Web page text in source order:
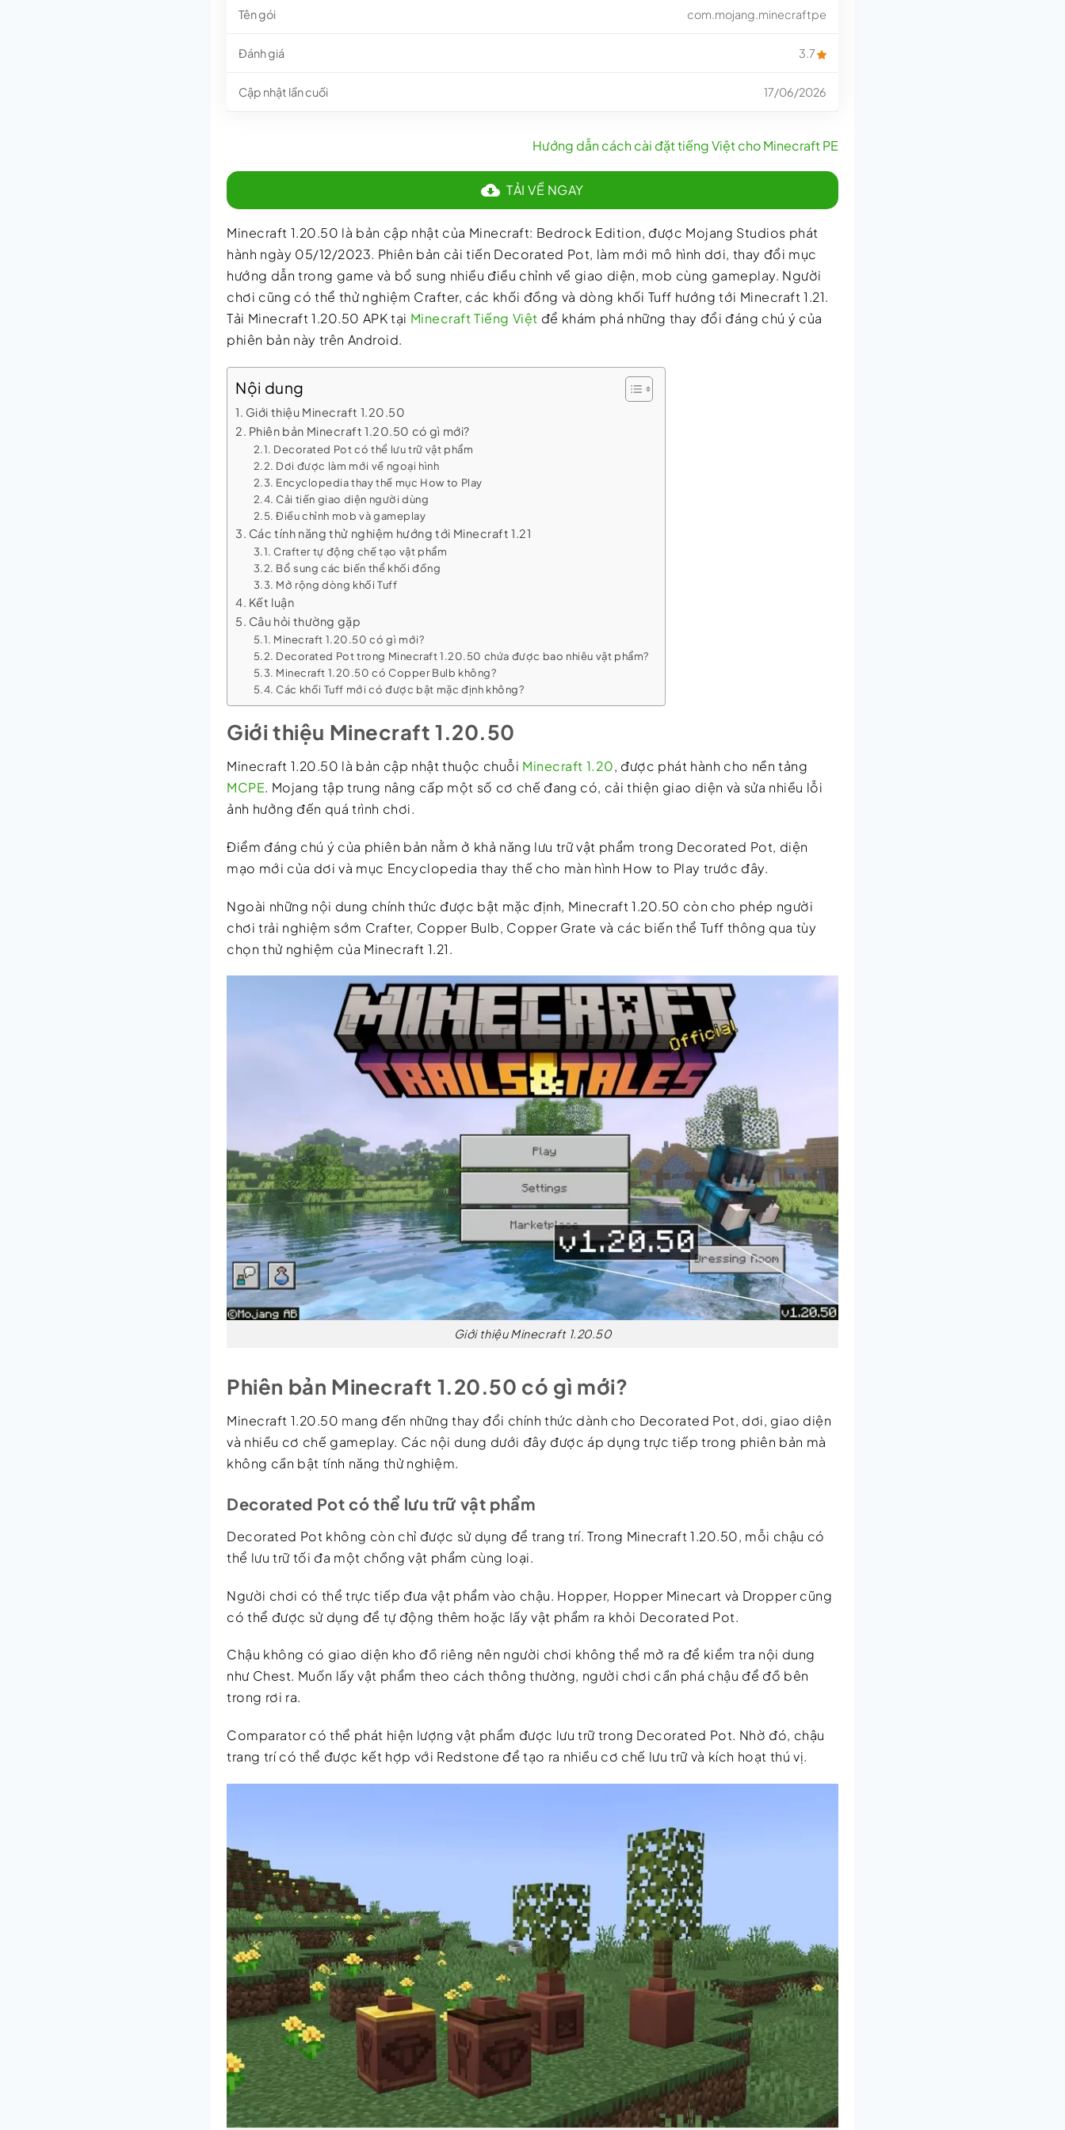
Tên gói com.mojang.minecraftpe
Đánh giá 3.7
Cập nhật lần cuối 17/06/2026
Hướng dẫn cách cài đặt tiếng Việt cho Minecraft PE
TẢI VỀ NGAY
Minecraft 1.20.50 là bản cập nhật của Minecraft: Bedrock Edition, được Mojang Studios phát
hành ngày 05/12/2023. Phiên bản cải tiến Decorated Pot, làm mới mô hình dơi, thay đổi mục
hướng dẫn trong game và bổ sung nhiều điều chỉnh về giao diện, mob cùng gameplay. Người
chơi cũng có thể thử nghiệm Crafter, các khối đồng và dòng khối Tuff hướng tới Minecraft 1.21.
Tải Minecraft 1.20.50 APK tại Minecraft Tiếng Việt để khám phá những thay đổi đáng chú ý của
phiên bản này trên Android.
Nội dung
Giới thiệu Minecraft 1.20.50
Phiên bản Minecraft 1.20.50 có gì mới?
Decorated Pot có thể lưu trữ vật phẩm
Dơi được làm mới về ngoại hình
Encyclopedia thay thế mục How to Play
Cải tiến giao diện người dùng
Điều chỉnh mob và gameplay
Các tính năng thử nghiệm hướng tới Minecraft 1.21
Crafter tự động chế tạo vật phẩm
Bổ sung các biến thể khối đồng
Mở rộng dòng khối Tuff
Kết luận
Câu hỏi thường gặp
Minecraft 1.20.50 có gì mới?
Decorated Pot trong Minecraft 1.20.50 chứa được bao nhiêu vật phẩm?
Minecraft 1.20.50 có Copper Bulb không?
Các khối Tuff mới có được bật mặc định không?
Giới thiệu Minecraft 1.20.50
Minecraft 1.20.50 là bản cập nhật thuộc chuỗi Minecraft 1.20, được phát hành cho nền tảng
MCPE. Mojang tập trung nâng cấp một số cơ chế đang có, cải thiện giao diện và sửa nhiều lỗi
ảnh hưởng đến quá trình chơi.
Điểm đáng chú ý của phiên bản nằm ở khả năng lưu trữ vật phẩm trong Decorated Pot, diện
mạo mới của dơi và mục Encyclopedia thay thế cho màn hình How to Play trước đây.
Ngoài những nội dung chính thức được bật mặc định, Minecraft 1.20.50 còn cho phép người
chơi trải nghiệm sớm Crafter, Copper Bulb, Copper Grate và các biến thể Tuff thông qua tùy
chọn thử nghiệm của Minecraft 1.21.
Giới thiệu Minecraft 1.20.50
Phiên bản Minecraft 1.20.50 có gì mới?
Minecraft 1.20.50 mang đến những thay đổi chính thức dành cho Decorated Pot, dơi, giao diện
và nhiều cơ chế gameplay. Các nội dung dưới đây được áp dụng trực tiếp trong phiên bản mà
không cần bật tính năng thử nghiệm.
Decorated Pot có thể lưu trữ vật phẩm
Decorated Pot không còn chỉ được sử dụng để trang trí. Trong Minecraft 1.20.50, mỗi chậu có
thể lưu trữ tối đa một chồng vật phẩm cùng loại.
Người chơi có thể trực tiếp đưa vật phẩm vào chậu. Hopper, Hopper Minecart và Dropper cũng
có thể được sử dụng để tự động thêm hoặc lấy vật phẩm ra khỏi Decorated Pot.
Chậu không có giao diện kho đồ riêng nên người chơi không thể mở ra để kiểm tra nội dung
như Chest. Muốn lấy vật phẩm theo cách thông thường, người chơi cần phá chậu để đồ bên
trong rơi ra.
Comparator có thể phát hiện lượng vật phẩm được lưu trữ trong Decorated Pot. Nhờ đó, chậu
trang trí có thể được kết hợp với Redstone để tạo ra nhiều cơ chế lưu trữ và kích hoạt thú vị.